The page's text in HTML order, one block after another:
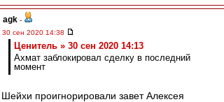
agk -
30 сен 2020 14:38
Ценитель » 30 сен 2020 14:13
Ахмат заблокировал сделку в последний
момент
Шейхи проигнорировали завет Алексея